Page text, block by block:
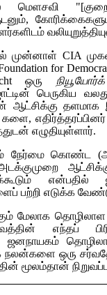
மெளசவி
முன்னாள் CIA
for
ஒரு
பெருகிய
ஆட்சிக்கு
எழுதியுள்ளார்.
கொண்ட
பற்றி எடுக்க
மேலாக
எந்தப்
ஒரு
மூலம்தான் நிறுவப்பட